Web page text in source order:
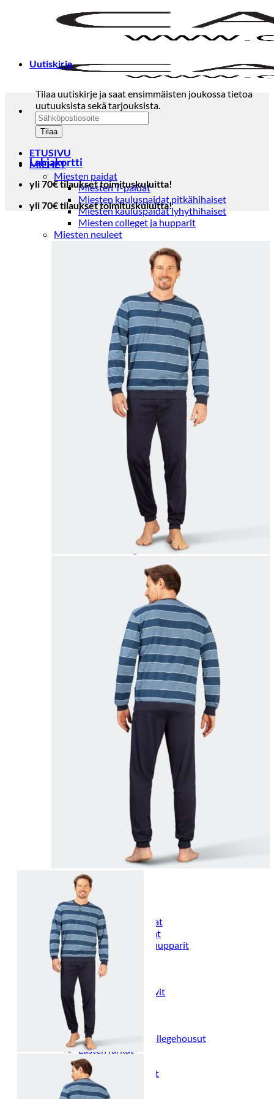
ETUSIVU
MIEHET
Miesten paidat
Miesten T-paidat
Miesten kauluspaidat pitkähihaiset
Miesten kauluspaidat lyhythihaiset
Miesten colleget ja hupparit
Miesten neuleet
Miesten neulepuserot
Miesten neuletakit
Puvuntakit ja blazerit
Miesten housut
Miesten housut
Miesten farkut
Miesten collegehousut
Miesten shortsit
Miesten asusteet
Vyöt ja olkaimet
Solmiot, rusetit ja taskuliinat
Miesten päähineet, huivit ja käsineet
Miesten yöasut ja alusvaatteet
Miesten alusvaatteet
Miesten sukat
Miesten aamutakit ja kylpytakit
Miesten nahkatakit
Miesten kevät-ja syystakit
Miesten villakangastakit
Miesten talvitakit
Naisten colleget
Naisten puserot
Naisten neuletakit
Naisten neulepuserot
Naisten mekot ja hameet
Naisten housut
Leggingsit ja collegehousut
Naisten housut
Naisten farkut
Caprit ja shortsit
Vyöt ja korut
Naisten päähineet, huivit ja käsineet
Naisten yöasut ja alusvaatteet
Naisten alusvaatteet
Sukat ja sukkahousut
Naisten yöasut
Naisten aamutakit ja kylpytakit
Naisten kevät-ja syystakit
Naisten nahkatakit
Naisten talvitakit
Lasten paidat
Lasten paidat
Lasten kauluspaidat
Lasten trikoopaidat
Lasten colleget ja hupparit
Lasten neuleet
Lasten mekot ja hameet
Mekot ja hameet
Lasten puvut,bleiserit,liivit
Liivit
Lasten housut
Lasten housut
Lasten trikoo-ja collegehousut
Lasten farkut
Lasten shortsit
Lasten juhlahousut
Yöasut ja kylpytakit
Lasten yöpaidat
Uutiskirje
Tilaa uutiskirje ja saat ensimmäisten joukossa tietoa
uutuuksista sekä tarjouksista.
Lahjakortti
yli 70€ tilaukset toimituskuluitta!
yli 70€ tilaukset toimituskuluitta!